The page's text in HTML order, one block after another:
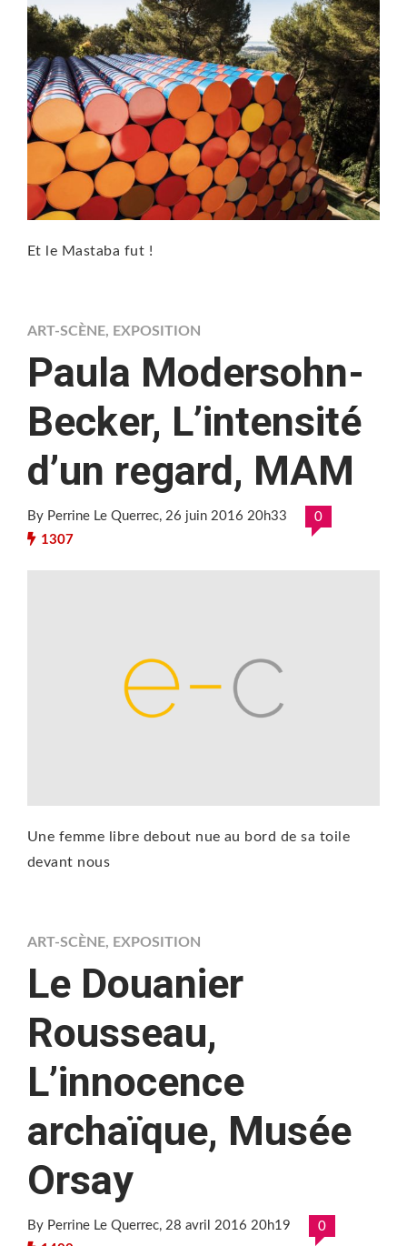
Et le Mastaba fut !
ART-SCÈNE, EXPOSITION
Paula Modersohn-
Becker, L’intensité
d’un regard, MAM
By Perrine Le Querrec, 26 juin 2016 20h33
0
1307
Une femme libre debout nue au bord de sa toile
devant nous
ART-SCÈNE, EXPOSITION
Le Douanier
Rousseau,
L’innocence
archaïque, Musée
Orsay
By Perrine Le Querrec, 28 avril 2016 20h19
0